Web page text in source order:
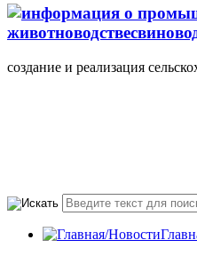
создание и реализация